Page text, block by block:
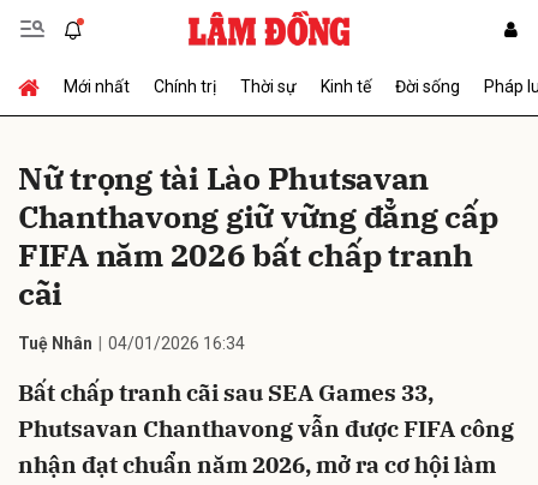
Mới nhất Chính trị Thời sự Kinh tế Đời sống Pháp
Nữ trọng tài Lào Phutsavan
Chanthavong giữ vững đẳng cấp
FIFA năm 2026 bất chấp tranh
cãi
Tuệ Nhân 04/01/2026 16:34
Bất chấp tranh cãi sau SEA Games 33,
Phutsavan Chanthavong vẫn được FIFA công
nhận đạt chuẩn năm 2026, mở ra cơ hội làm
Gửi bình luận